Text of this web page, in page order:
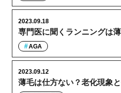
専門医に聞くランニングは
2023.09.18
AGA
薄毛は仕方ない？老化現象
2023.09.12